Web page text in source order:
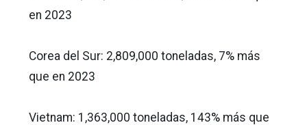
en 2023
Corea del Sur: 2,809,000 toneladas, 7% más
que en 2023
Vietnam: 1,363,000 toneladas, 143% más que